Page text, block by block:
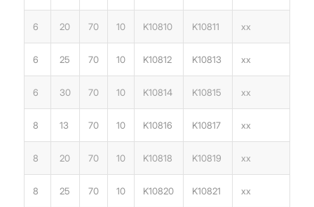
6 20 70 10 K10810 K10811 xx
6 25 70 10 K10812 K10813 xx
6 30 70 10 K10814 K10815 xx
8 13 70 10 K10816 K10817 xx
8 20 70 10 K10818 K10819 xx
8 25 70 10 K10820 K10821 xx